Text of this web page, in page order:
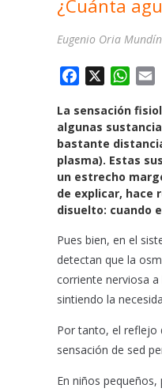
¿Cuánta
Eugenio Oria Mundín
c
e
b
o
o
k
W
a
t
s
A
p
p
a
i
l
La sensación
algunas
bastante
plasma). Estas
un estrecho
de explicar, hace
disuelto: cuando
Pues bien, en el
detectan que la
corriente nerviosa
sintiendo la
Por tanto, el reflejo
sensación de sed
En niños